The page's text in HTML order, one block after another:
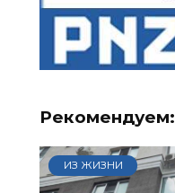
Рекомендуем:
ИЗ ЖИЗНИ